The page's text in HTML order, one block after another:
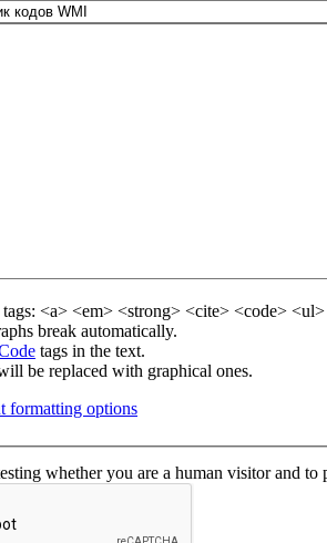
<a> <em> <strong> <cite> <code>
break automatically.
tags in the text.
be replaced with graphical ones.
formatting options
whether you are a human visitor and to